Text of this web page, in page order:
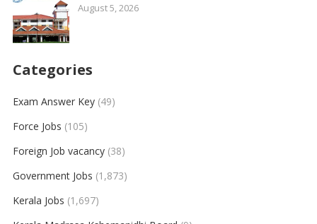
August 5, 2026
Categories
Exam Answer Key(49)
Force Jobs (105)
Foreign Job vacancy(38)
Government Jobs (1,873)
Kerala Jobs (1,697)